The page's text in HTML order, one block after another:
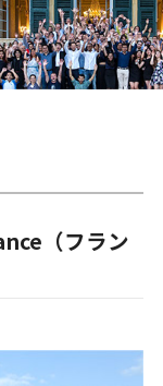
（フラン